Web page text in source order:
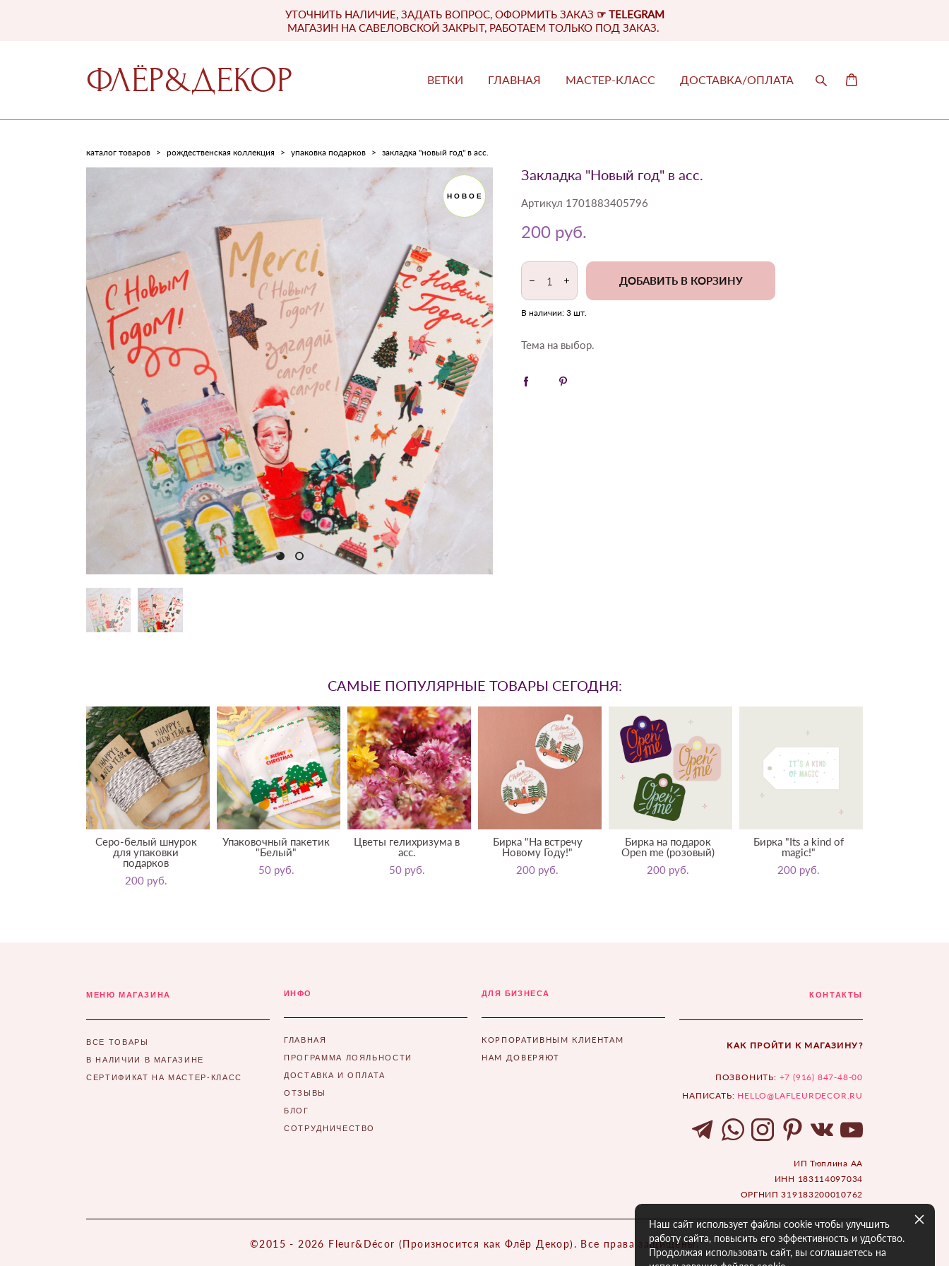
УТОЧНИТЬ НАЛИЧИЕ, ЗАДАТЬ ВОПРОС, ОФОРМИТЬ ЗАКАЗ ☞ TELEGRAM
МАГАЗИН НА САВЕЛОВСКОЙ ЗАКРЫТ, РАБОТАЕМ ТОЛЬКО ПОД ЗАКАЗ.
ФЛЁР&ДЕКОР ВЕТКИ ГЛАВНАЯ МАСТЕР-КЛАСС ДОСТАВКА/ОПЛАТА
ФЛЁР&ДЕКОР МАСТЕР-КЛАСС
каталог товаров > рождественская коллекция > упаковка подарков > закладка "новый год" в асс.
НОВОЕ
Закладка "Новый год" в асс.
Артикул 1701883405796
200 pуб.
В наличии: 3 шт.
ДОБАВИТЬ В КОРЗИНУ
Тема на выбор.
САМЫЕ ПОПУЛЯРНЫЕ ТОВАРЫ СЕГОДНЯ:
Серо-белый шнурок
для упаковки
подарков
200 pуб.
Упаковочный пакетик
"Белый"
50 pуб.
Цветы гелихризума в
асс.
50 pуб.
Бирка "На встречу
Новому Году!"
200 pуб.
Бирка на подарок
Open me (розовый)
200 pуб.
Бирка "Its a kind of
magic!"
200 pуб.
МЕНЮ МАГАЗИНА
ВСЕ ТОВАРЫ
В НАЛИЧИИ В МАГАЗИНЕ
СЕРТИФИКАТ НА МАСТЕР-КЛАСС
ИНФО
ГЛАВНАЯ
ПРОГРАММА ЛОЯЛЬНОСТИ
ДОСТАВКА И ОПЛАТА
ОТЗЫВЫ
БЛОГ
СОТРУДНИЧЕСТВО
ДЛЯ БИЗНЕСА
КОРПОРАТИВНЫМ КЛИЕНТАМ
НАМ ДОВЕРЯЮТ
КОНТАКТЫ
КАК ПРОЙТИ К МАГАЗИНУ?
ПОЗВОНИТЬ: +7 (916) 847-48-00
НАПИСАТЬ: HELLO@LAFLEURDECOR.RU
ИП Тюплина АА
ИНН 183114097034
ОРГНИП 319183200010762
©2015 - 2026 Fleur&Décor (Произносится как Флёр Декор). Все права защищены.
Наш сайт использует файлы cookie чтобы улучшить
работу сайта, повысить его эффективность и удобство.
Продолжая использовать сайт, вы соглашаетесь на